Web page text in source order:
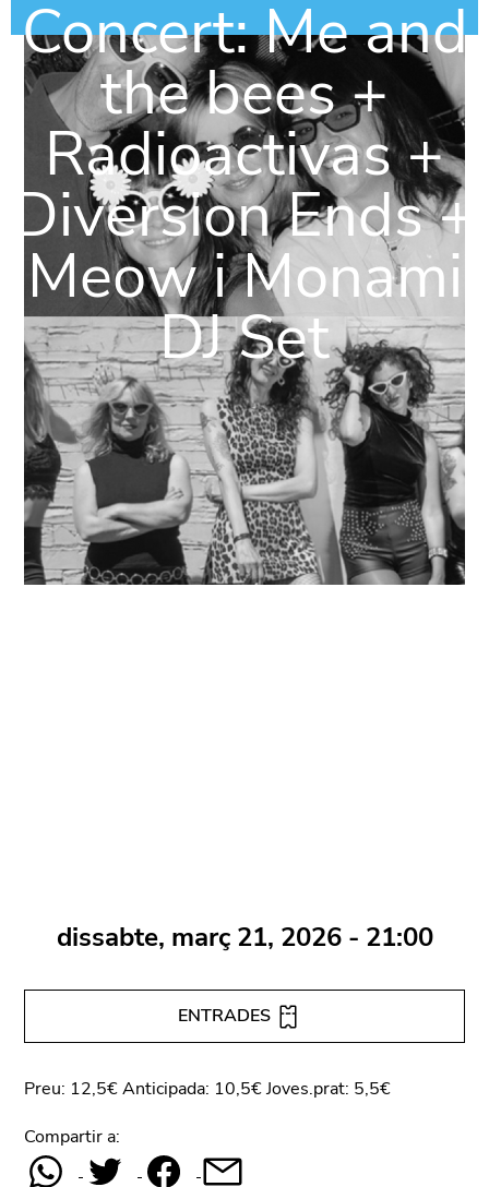
Concert: Me and
the bees +
Radioactivas +
Diversion Ends +
Meow i Monami
DJ Set
dissabte, març 21, 2026 - 21:00
ENTRADES
Preu: 12,5€ Anticipada: 10,5€ Joves.prat: 5,5€
Compartir a: